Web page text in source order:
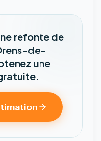
refonte de
de-
une